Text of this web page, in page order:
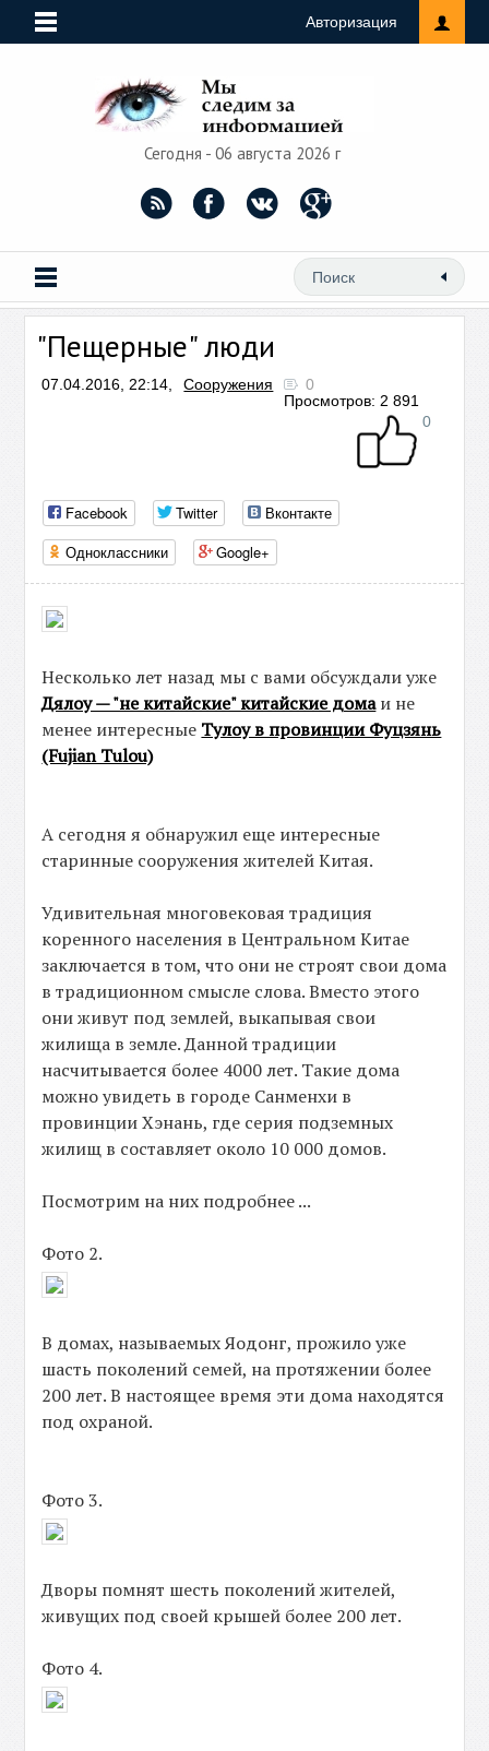
Авторизация
Сегодня - 06 августа 2026 г
"Пещерные" люди
07.04.2016, 22:14, Сооружения
0
Просмотров: 2 891
0
Facebook Twitter
Вконтакте
Одноклассники
Google+
Несколько лет назад мы с вами обсуждали уже
Дялоу — "не китайские" китайские домаи не
менее интересные Тулоу в провинции Фуцзянь
(Fujian Tulou)
А сегодня я обнаружил еще интересные
старинные сооружения жителей Китая.
Удивительная многовековая традиция
коренного населения в Центральном Китае
заключается в том, что они не строят свои дома
в традиционном смысле слова. Вместо этого
они живут под землей, выкапывая свои
жилища в земле. Данной традиции
насчитывается более 4000 лет. Такие дома
можно увидеть в городе Санменхи в
провинции Хэнань, где серия подземных
жилищ в составляет около 10 000 домов.
Посмотрим на них подробнее ...
Фото 2.
В домах, называемых Яодонг, прожило уже
шасть поколений семей, на протяжении более
200 лет. В настоящее время эти дома находятся
под охраной.
Фото 3.
Дворы помнят шесть поколений жителей,
живущих под своей крышей более 200 лет.
Фото 4.